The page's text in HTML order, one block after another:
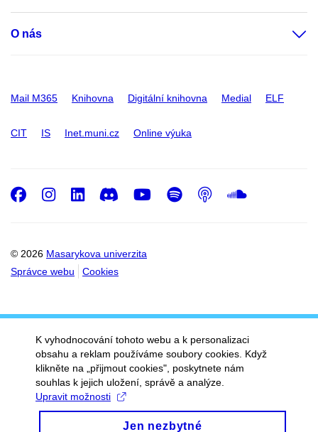
O nás
Mail M365 Knihovna Digitální knihovna Medial ELF
CIT IS Inet.muni.cz Online výuka
© 2026 Masarykova univerzita
Správce webu
Cookies
Facebook
Instagram
LinkedIn
DiscordYoutube
Spotify
Podcast
K vyhodnocování tohoto webu a k personalizaci
obsahu a reklam používáme soubory cookies. Když
klikněte na „přijmout cookies", poskytnete nám
souhlas k jejich uložení, správě a analýze.
Upravit možnosti
Jen nezbytné